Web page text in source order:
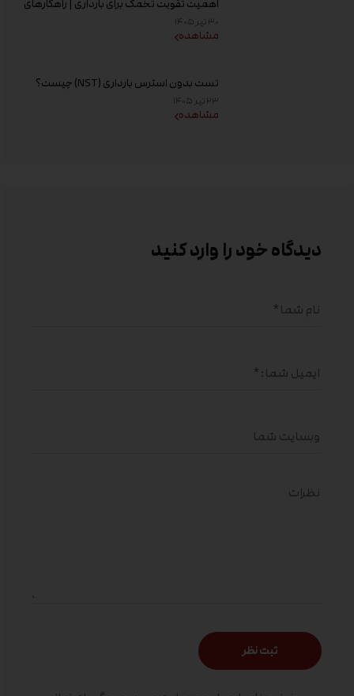
اهمیت تقویت تخمک برای بارداری | راهکارهای
افزایش کیفیت تخمک و شانس باروری
۳۰ تیر ۱۴۰۵
مشاهده
تست بدون استرس بارداری (NST) چیست؟
زمان انجام و تفسیر نتیجه
۲۳ تیر ۱۴۰۵
مشاهده
دیدگاه خود را وارد کنید